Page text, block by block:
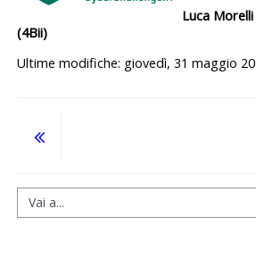
Luca
(4Bii)
Ultime modifiche: giovedì, 31 maggio
Vai a...